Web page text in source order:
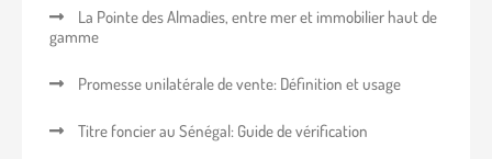
La Pointe des Almadies, entre mer et immobilier haut de
gamme
Promesse unilatérale de vente: Définition et usage
Titre foncier au Sénégal: Guide de vérification